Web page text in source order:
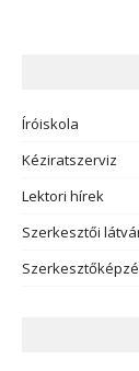
Íróiskola
Kéziratszerviz
Lektori hírek
Szerkesztői